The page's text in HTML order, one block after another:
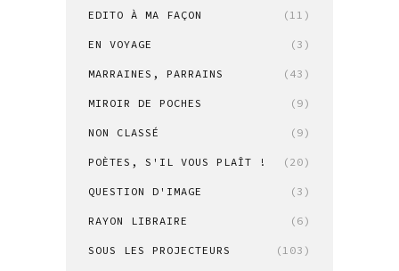
EDITO À MA FAÇON (11)
EN VOYAGE (3)
MARRAINES, PARRAINS (43)
MIROIR DE POCHES (9)
NON CLASSÉ (9)
POÈTES, S'IL VOUS PLAÎT ! (20)
QUESTION D'IMAGE (3)
RAYON LIBRAIRE (6)
SOUS LES PROJECTEURS (103)